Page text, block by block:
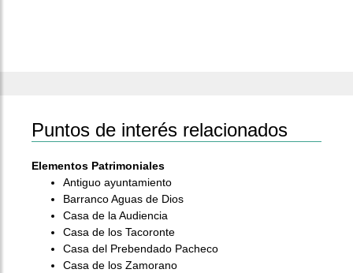
Puntos de interés relacionados
Elementos Patrimoniales
Antiguo ayuntamiento
Barranco Aguas de Dios
Casa de la Audiencia
Casa de los Tacoronte
Casa del Prebendado Pacheco
Casa de los Zamorano